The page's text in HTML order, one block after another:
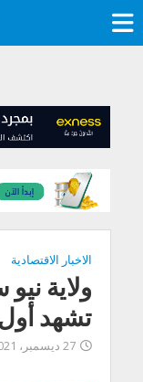
الاخبار الاقتصادية
ولاية
تشهد
27 ديسمبر، 2021